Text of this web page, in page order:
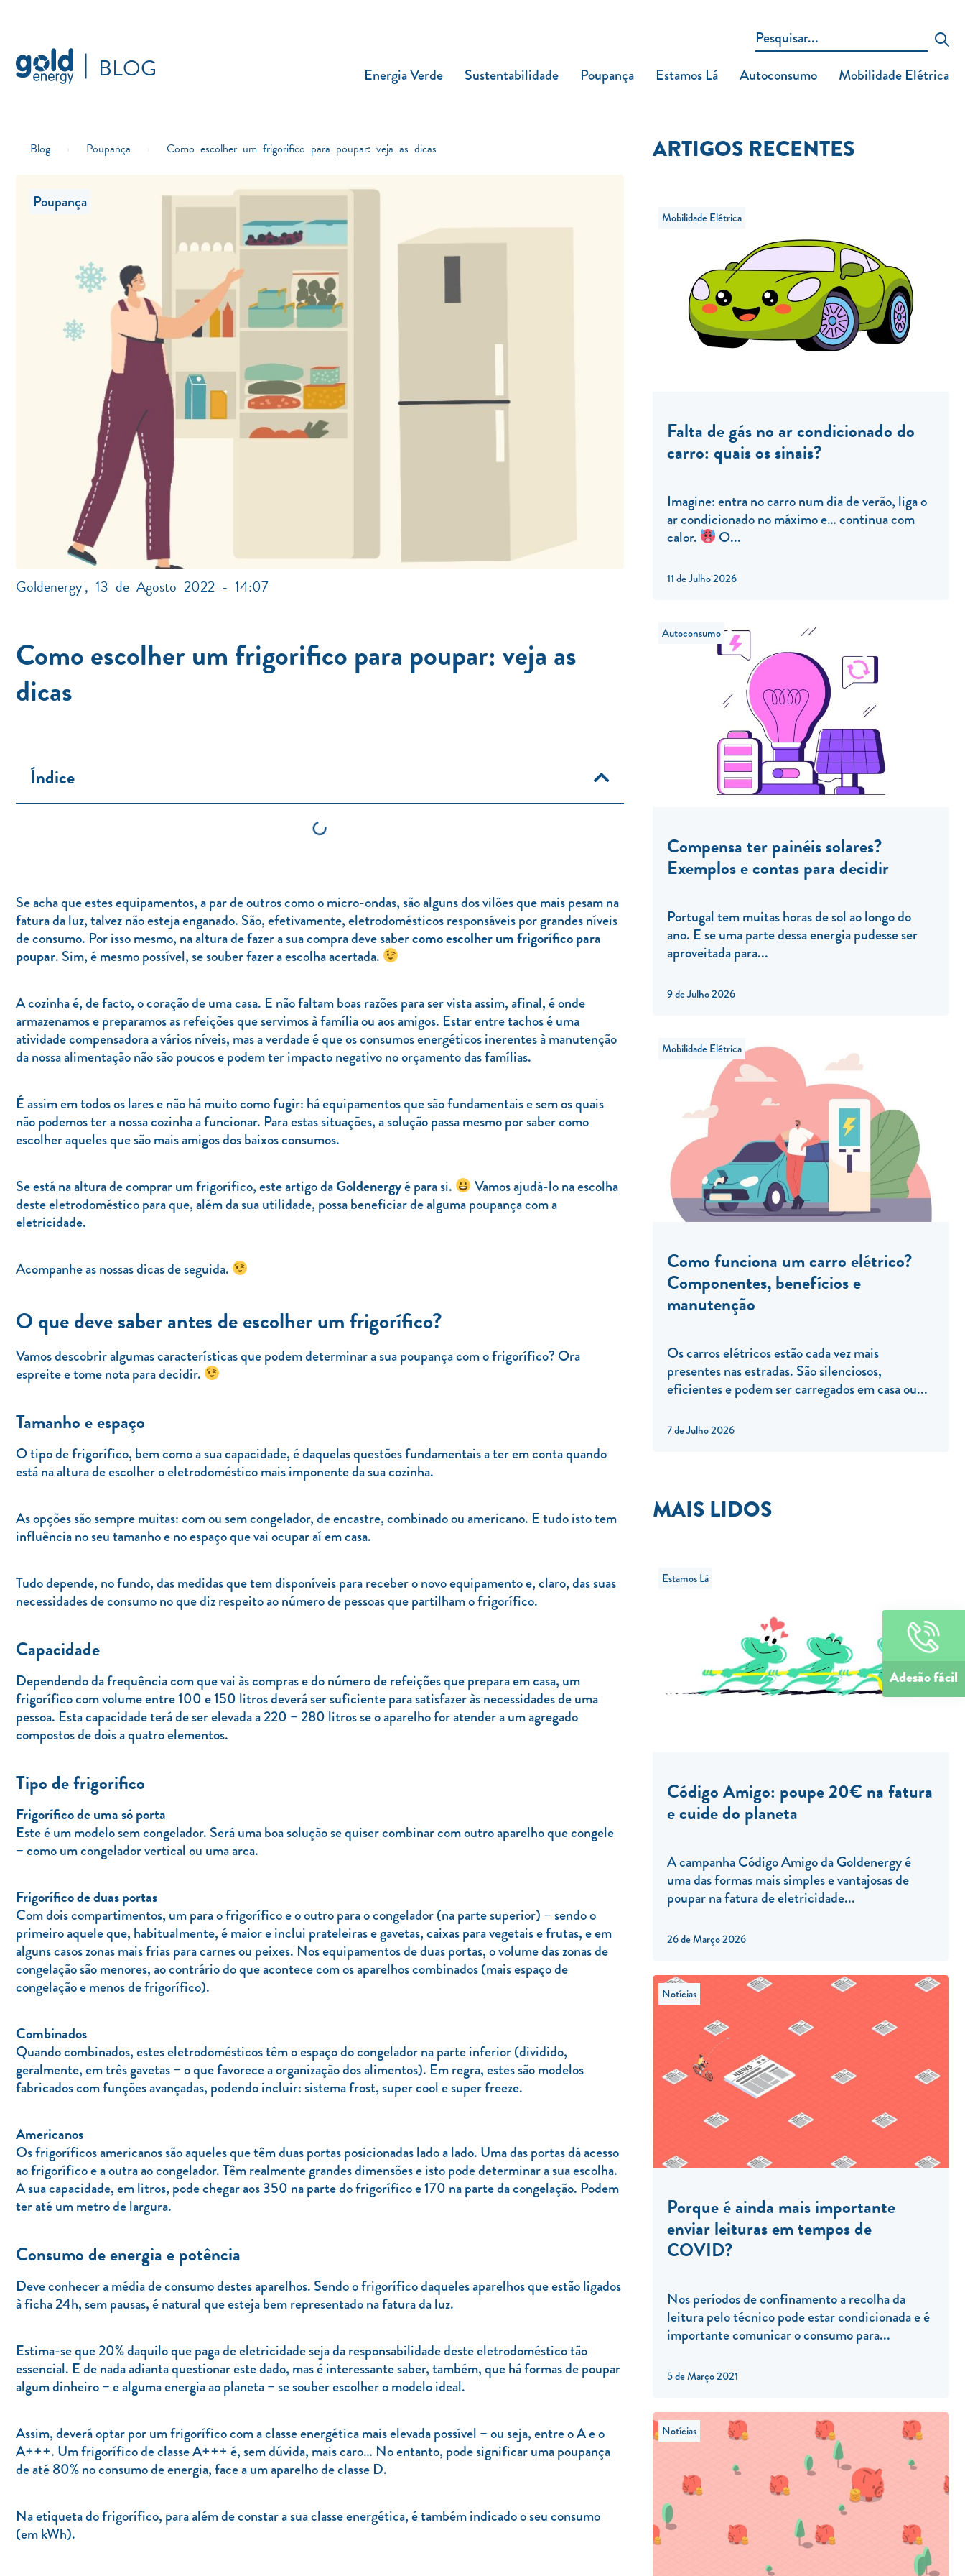
BLOG Energia Verde Sustentabilidade Poupança Estamos Lá Autoconsumo Mobilidade Elétrica
Blog › Poupança › Como escolher um frigorifico para poupar: veja as dicas
Poupança
Goldenergy 13 de Agosto 2022 - 14:07
Como escolher um frigorifico para poupar: veja as
dicas
Índice
Se acha que estes equipamentos, a par de outros como o micro-ondas, são alguns dos vilões que mais pesam na
fatura da luz, talvez não esteja enganado. São, efetivamente, eletrodomésticos responsáveis por grandes níveis
de consumo. Por isso mesmo, na altura de fazer a sua compra deve sabercomo escolher um frigorífico para
poupar. Sim, é mesmo possível, se souber fazer a escolha acertada.
A cozinha é, de facto, o coração de uma casa. E não faltam boas razões para ser vista assim, afinal, é onde
armazenamos e preparamos as refeições que servimos à família ou aos amigos. Estar entre tachos é uma
atividade compensadora a vários níveis, mas a verdade é que os consumos energéticos inerentes à manutenção
da nossa alimentação não são poucos e podem ter impacto negativo no orçamento das famílias.
É assim em todos os lares e não há muito como fugir: há equipamentos que são fundamentais e sem os quais
não podemos ter a nossa cozinha a funcionar. Para estas situações, a solução passa mesmo por saber como
escolher aqueles que são mais amigos dos baixos consumos.
Se está na altura de comprar um frigorífico, este artigo daGoldenergyé para si.
Vamos ajudá-lo na escolha
deste eletrodoméstico para que, além da sua utilidade, possa beneficiar de alguma poupança com a
eletricidade.
Acompanhe as nossas dicas de seguida.
O que deve saber antes de escolher um frigorífico?
Vamos descobrir algumas características que podem determinar a sua poupança com o frigorífico? Ora
espreite e tome nota para decidir.
Tamanho e espaço
O tipo de frigorífico, bem como a sua capacidade, é daquelas questões fundamentais a ter em conta quando
está na altura de escolher o eletrodoméstico mais imponente da sua cozinha.
As opções são sempre muitas: com ou sem congelador, de encastre, combinado ou americano. E tudo isto tem
influência no seu tamanho e no espaço que vai ocupar aí em casa.
Tudo depende, no fundo, das medidas que tem disponíveis para receber o novo equipamento e, claro, das suas
necessidades de consumo no que diz respeito ao número de pessoas que partilham o frigorífico.
Capacidade
Dependendo da frequência com que vai às compras e do número de refeições que prepara em casa, um
frigorífico com volume entre 100 e 150 litros deverá ser suficiente para satisfazer às necessidades de uma
pessoa. Esta capacidade terá de ser elevada a 220 – 280 litros se o aparelho for atender a um agregado
compostos de dois a quatro elementos.
Tipo de frigorifico
Frigorífico de uma só porta
Este é um modelo sem congelador. Será uma boa solução se quiser combinar com outro aparelho que congele
– como um congelador vertical ou uma arca.
Frigorífico de duas portas
Com dois compartimentos, um para o frigorífico e o outro para o congelador (na parte superior) – sendo o
primeiro aquele que, habitualmente, é maior e inclui prateleiras e gavetas, caixas para vegetais e frutas, e em
alguns casos zonas mais frias para carnes ou peixes. Nos equipamentos de duas portas, o volume das zonas de
congelação são menores, ao contrário do que acontece com os aparelhos combinados (mais espaço de
congelação e menos de frigorífico).
Combinados
Quando combinados, estes eletrodomésticos têm o espaço do congelador na parte inferior (dividido,
geralmente, em três gavetas – o que favorece a organização dos alimentos). Em regra, estes são modelos
fabricados com funções avançadas, podendo incluir: sistema frost, super cool e super freeze.
Americanos
Os frigoríficos americanos são aqueles que têm duas portas posicionadas lado a lado. Uma das portas dá acesso
ao frigorífico e a outra ao congelador. Têm realmente grandes dimensões e isto pode determinar a sua escolha.
A sua capacidade, em litros, pode chegar aos 350 na parte do frigorífico e 170 na parte da congelação. Podem
ter até um metro de largura.
Consumo de energia e potência
Deve conhecer a média de consumo destes aparelhos. Sendo o frigorífico daqueles aparelhos que estão ligados
à ficha 24h, sem pausas, é natural que esteja bem representado na fatura da luz.
Estima-se que 20% daquilo que paga de eletricidade seja da responsabilidade deste eletrodoméstico tão
essencial. E de nada adianta questionar este dado, mas é interessante saber, também, que há formas de poupar
algum dinheiro – e alguma energia ao planeta – se souber escolher o modelo ideal.
Assim, deverá optar por um frigorífico com a classe energética mais elevada possível – ou seja, entre o A e o
A+++. Um frigorífico de classe A+++ é, sem dúvida, mais caro… No entanto, pode significar uma poupança
de até 80% no consumo de energia, face a um aparelho de classe D.
Na etiqueta do frigorífico, para além de constar a sua classe energética, é também indicado o seu consumo
(em kWh).
ARTIGOS RECENTES
11 de Julho 2026
Mobilidade Elétrica
Falta de gás no ar condicionado do
carro: quais os sinais?
Imagine: entra no carro num dia de verão, liga o
ar condicionado no máximo e… continua com
calor.
O...
9 de Julho 2026
Autoconsumo
Compensa ter painéis solares?
Exemplos e contas para decidir
Portugal tem muitas horas de sol ao longo do
ano. E se uma parte dessa energia pudesse ser
aproveitada para...
7 de Julho 2026
Mobilidade Elétrica
Como funciona um carro elétrico?
Componentes, benefícios e
manutenção
Os carros elétricos estão cada vez mais
presentes nas estradas. São silenciosos,
eficientes e podem ser carregados em casa ou...
MAIS LIDOS
26 de Março 2026
Estamos Lá
Código Amigo: poupe 20€ na fatura
e cuide do planeta
A campanha Código Amigo da Goldenergy é
uma das formas mais simples e vantajosas de
poupar na fatura de eletricidade...
5 de Março 2021
Notícias
Porque é ainda mais importante
enviar leituras em tempos de
COVID?
Nos períodos de confinamento a recolha da
leitura pelo técnico pode estar condicionada e é
importante comunicar o consumo para...
Notícias
Adesão fácil